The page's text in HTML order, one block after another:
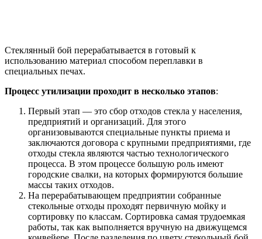
Стеклянный бой перерабатывается в готовый к
использованию материал способом переплавки в
специальных печах.
Процесс утилизации проходит в несколько этапов:
Первый этап — это сбор отходов стекла у населения,
предприятий и организаций. Для этого
организовываются специальные пункты приема и
заключаются договора с крупными предприятиями, где
отходы стекла являются частью технологического
процесса. В этом процессе большую роль имеют
городские свалки, на которых формируются большие
массы таких отходов.
На перерабатывающем предприятии собранные
стекольные отходы проходят первичную мойку и
сортировку по классам. Сортировка самая трудоемкая
работы, так как выполняется вручную на движущемся